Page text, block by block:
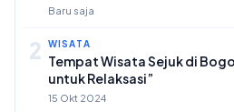
Baru saja
2 WISATA
Tempat Wisata Sejuk di
untuk Relaksasi”
15 Okt 2024